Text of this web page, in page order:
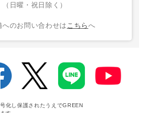
（日曜・祝日除く）
のお問い合わせは こちらへ
化し保護されたうえでGREEN